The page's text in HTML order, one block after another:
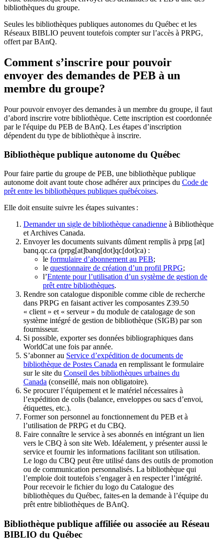
bibliothèques du groupe.
Seules les bibliothèques publiques autonomes du Québec et les
Réseaux BIBLIO peuvent toutefois compter sur l’accès à PRPG,
offert par BAnQ.
Comment s’inscrire pour pouvoir
envoyer des demandes de PEB à un
membre du groupe?
Pour pouvoir envoyer des demandes à un membre du groupe, il faut
d’abord inscrire votre bibliothèque. Cette inscription est coordonnée
par le l'équipe du PEB de BAnQ. Les étapes d’inscription
dépendent du type de bibliothèque à inscrire.
Bibliothèque publique autonome du Québec
Pour faire partie du groupe de PEB, une bibliothèque publique
autonome doit avant toute chose adhérer aux principes du Code de
prêt entre les bibliothèques publiques québécoises.
Elle doit ensuite suivre les étapes suivantes :
Demander un sigle de bibliothèque canadienne à Bibliothèque
et Archives Canada.
Envoyer les documents suivants dûment remplis à prpg [at]
banq.qc.ca (prpg[at]banq[dot]qc[dot]ca) :
le formulaire d’abonnement au PEB;
le questionnaire de création d’un profil PRPG;
l’Entente pour l’utilisation d’un système de gestion de
prêt entre bibliothèques.
Rendre son catalogue disponible comme cible de recherche
dans PRPG en faisant activer les composantes Z39.50
« client » et « serveur » du module de catalogage de son
système intégré de gestion de bibliothèque (SIGB) par son
fournisseur.
Si possible, exporter ses données bibliographiques dans
WorldCat une fois par année.
S’abonner au Service d’expédition de documents de
bibliothèque de Postes Canada en remplissant le formulaire
sur le site du Conseil des bibliothèques urbaines du
Canada (conseillé, mais non obligatoire).
Se procurer l’équipement et le matériel nécessaires à
l’expédition de colis (balance, enveloppes ou sacs d’envoi,
étiquettes, etc.).
Former son personnel au fonctionnement du PEB et à
l’utilisation de PRPG et du CBQ.
Faire connaître le service à ses abonnés en intégrant un lien
vers le CBQ à son site Web. Idéalement, y présenter aussi le
service et fournir les informations facilitant son utilisation.
Le logo du CBQ peut être utilisé dans des outils de promotion
ou de communication personnalisés. La bibliothèque qui
l’emploie doit toutefois s’engager à en respecter l’intégrité.
Pour recevoir le fichier du logo du Catalogue des
bibliothèques du Québec, faites-en la demande à l’équipe du
prêt entre bibliothèques de BAnQ.
Bibliothèque publique affiliée ou associée au Réseau
BIBLIO du Québec